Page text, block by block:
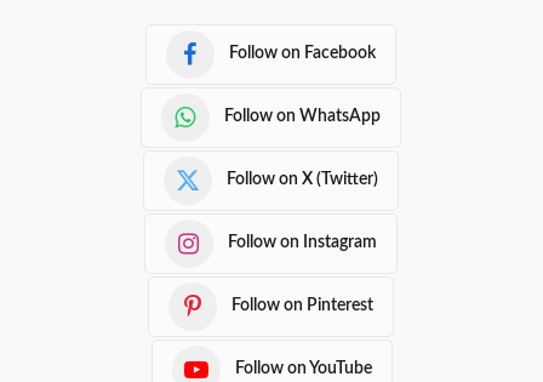
Follow on Facebook
Follow on WhatsApp
Follow on X (Twitter)
Follow on Instagram
Follow on Pinterest
Follow on YouTube